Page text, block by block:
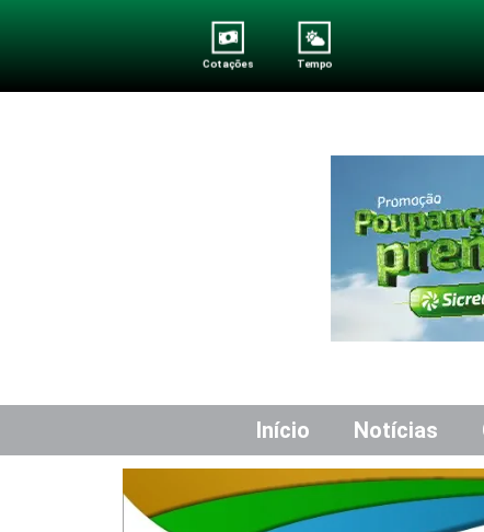
Cotações Tempo
Início Notícias